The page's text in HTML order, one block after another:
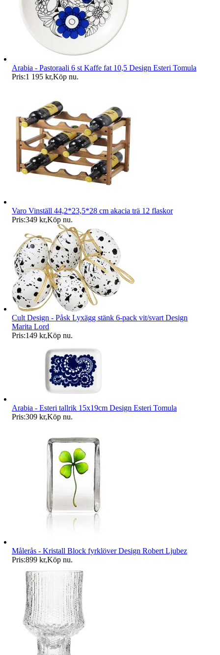
Arabia - Pastoraali 6 st Kaffe fat 10,5 Design Esteri Tomula
Pris:1 195 kr,Köp nu.
Varo Vinställ 44,2*23,5*28 cm akacia trä 12 flaskor
Pris:349 kr,Köp nu.
Cult Design - Påsk Lyxägg stänk 6-pack vit/svart Design
Marita Lord
Pris:149 kr,Köp nu.
Arabia - Esteri tallrik 15x19cm Design Esteri Tomula
Pris:309 kr,Köp nu.
Målerås - Kristall Block fyrklöver Design Robert Ljubez
Pris:899 kr,Köp nu.